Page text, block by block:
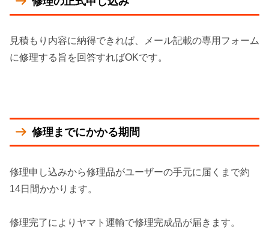
見積もり内容に納得できれば、メール記載の専用フォーム
に修理する旨を回答すればOKです。
修理までにかかる期間
修理申し込みから修理品がユーザーの手元に届くまで約
14日間かかります。
修理完了によりヤマト運輸で修理完成品が届きます。